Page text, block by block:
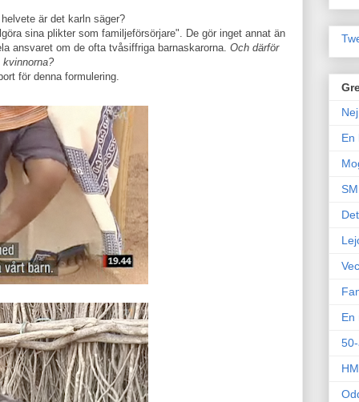
är det karln säger?
sina plikter som familjeförsörjare". De gör inget annat än
ansvaret om de ofta tvåsiffriga barnaskarorna. Och därför
för denna formulering.
En
En